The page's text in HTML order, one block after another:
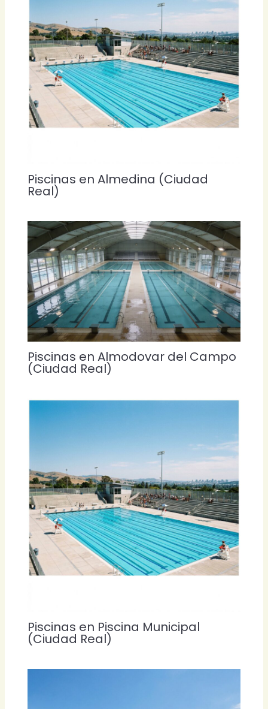
Piscinas en Almedina (Ciudad
Real)
Piscinas en Almodovar del Campo
(Ciudad Real)
Piscinas en Piscina Municipal
(Ciudad Real)